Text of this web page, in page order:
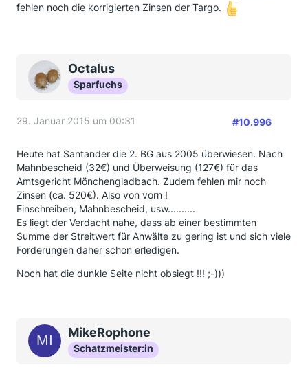
fehlen noch die korrigierten Zinsen der Targo.
Octalus
Sparfuchs
29. Januar 2015 um 00:31 #10.996
Heute hat Santander die 2. BG aus 2005 überwiesen. Nach
Mahnbescheid (32€) und Überweisung (127€) für das
Amtsgericht Mönchengladbach. Zudem fehlen mir noch
Zinsen (ca. 520€). Also von vorn !
Einschreiben, Mahnbescheid, usw..........
Es liegt der Verdacht nahe, dass ab einer bestimmten
Summe der Streitwert für Anwälte zu gering ist und sich viele
Forderungen daher schon erledigen.
Noch hat die dunkle Seite nicht obsiegt !!! ;-)))
MikeRophone
Schatzmeister:in